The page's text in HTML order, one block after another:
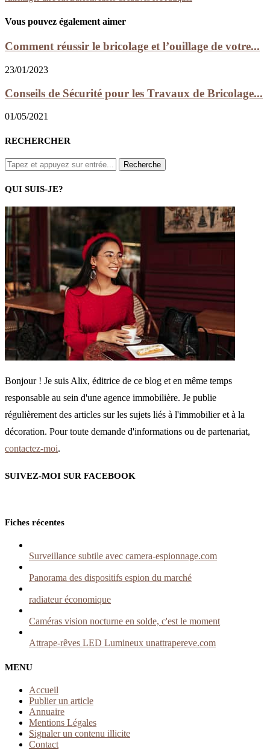
Vous pouvez également aimer
Comment réussir le bricolage et l’ouillage de votre...
23/01/2023
Conseils de Sécurité pour les Travaux de Bricolage...
01/05/2021
RECHERCHER
QUI SUIS-JE?
Bonjour ! Je suis Alix, éditrice de ce blog et en même temps
responsable au sein d'une agence immobilière. Je publie
régulièrement des articles sur les sujets liés à l'immobilier et à la
décoration. Pour toute demande d'informations ou de partenariat,
contactez-moi.
SUIVEZ-MOI SUR FACEBOOK
Fiches récentes
Surveillance subtile avec camera-espionnage.com
Panorama des dispositifs espion du marché
radiateur économique
Caméras vision nocturne en solde, c'est le moment
Attrape-rêves LED Lumineux unattrapereve.com
MENU
Accueil
Publier un article
Annuaire
Mentions Légales
Signaler un contenu illicite
Contact